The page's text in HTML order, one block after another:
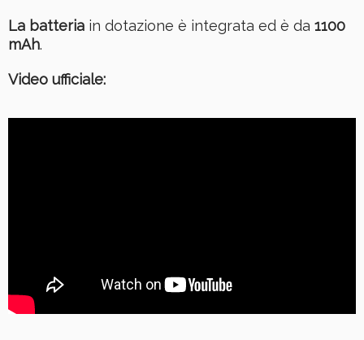
La batteria in dotazione è integrata ed è da 1100
mAh.
Video ufficiale: